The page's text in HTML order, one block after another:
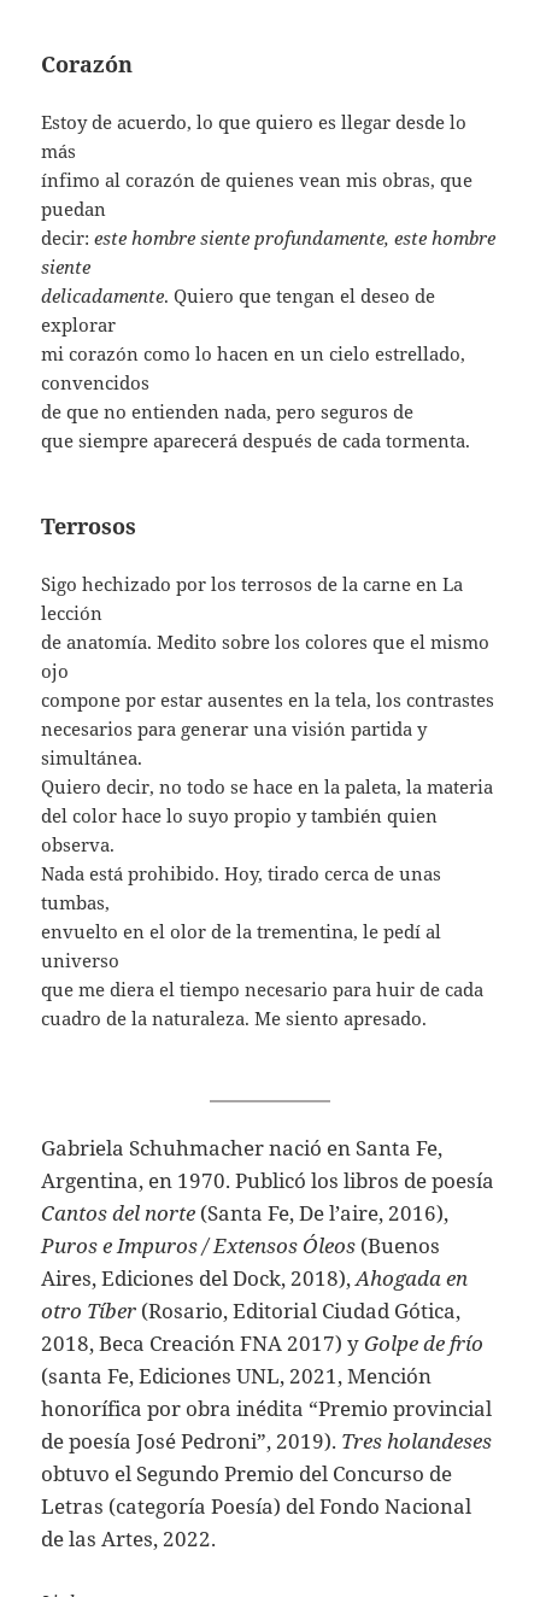
Corazón
Estoy de acuerdo, lo que quiero es llegar desde lo
más
ínfimo al corazón de quienes vean mis obras, que
puedan
decir:este hombre siente profundamente, este hombre
siente
delicadamente. Quiero que tengan el deseo de
explorar
mi corazón como lo hacen en un cielo estrellado,
convencidos
de que no entienden nada, pero seguros de
que siempre aparecerá después de cada tormenta.
Terrosos
Sigo hechizado por los terrosos de la carne en La
lección
de anatomía. Medito sobre los colores que el mismo
ojo
compone por estar ausentes en la tela, los contrastes
necesarios para generar una visión partida y
simultánea.
Quiero decir, no todo se hace en la paleta, la materia
del color hace lo suyo propio y también quien
observa.
Nada está prohibido. Hoy, tirado cerca de unas
tumbas,
envuelto en el olor de la trementina, le pedí al
universo
que me diera el tiempo necesario para huir de cada
cuadro de la naturaleza. Me siento apresado.
Gabriela Schuhmacher nació en Santa Fe,
Argentina, en 1970. Publicó los libros de poesía
Cantos del norte (Santa Fe, De l’aire, 2016),
Puros e Impuros / Extensos Óleos (Buenos
Aires, Ediciones del Dock, 2018),Ahogada en
otro Tíber (Rosario, Editorial Ciudad Gótica,
2018, Beca Creación FNA 2017) y Golpe de frío
(santa Fe, Ediciones UNL, 2021, Mención
honorífica por obra inédita “Premio provincial
de poesía José Pedroni”, 2019). Tres holandeses
obtuvo el Segundo Premio del Concurso de
Letras (categoría Poesía) del Fondo Nacional
de las Artes, 2022.